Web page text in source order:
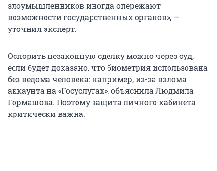
злоумышленников иногда опережают
возможности государственных органов», —
уточнил эксперт.
Оспорить незаконную сделку можно через суд,
если будет доказано, что биометрия использована
без ведома человека: например, из-за взлома
аккаунта на «Госуслугах», объяснила Людмила
Гормашова. Поэтому защита личного кабинета
критически важна.